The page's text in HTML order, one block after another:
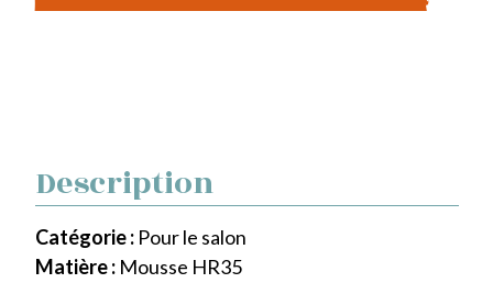
Description
Catégorie : Pour le salon
Matière : Mousse HR35